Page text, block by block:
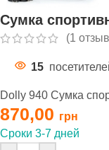
Сумка
(1
15
Dolly 940 Сумка
870,00
Сроки 3-7 дней